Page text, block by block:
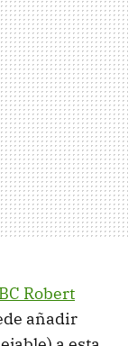
Robert
añadir